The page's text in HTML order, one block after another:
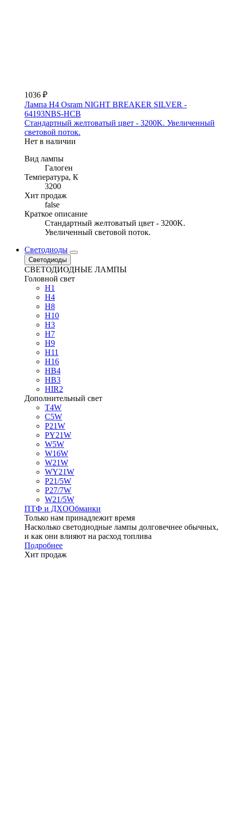
1036 ₽
Лампа H4 Osram NIGHT BREAKER SILVER -
64193NBS-HCB
Стандартный желтоватый цвет - 3200K. Увеличенный
световой поток.
Нет в наличии
Вид лампы
Галоген
Температура, К
3200
Хит продаж
false
Краткое описание
Стандартный желтоватый цвет - 3200K.
Увеличенный световой поток.
Светодиоды
Светодиоды
СВЕТОДИОДНЫЕ ЛАМПЫ
Головной свет
H1
H4
H8
H10
H3
H7
H9
H11
H16
HB4
HB3
HIR2
Дополнительный свет
T4W
C5W
P21W
PY21W
W5W
W16W
W21W
WY21W
P21/5W
P27/7W
W21/5W
ПТФ и ДXООбманки
Только нам принадлежит время
Насколько светодиодные лампы долговечнее обычных,
и как они влияют на расход топлива
Подробнее
Хит продаж